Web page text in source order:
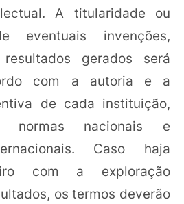
A titularidade ou
eventuais invenções,
gerados será
com a autoria e a
de cada instituição,
normas nacionais e
Caso haja
com a exploração
os termos deverão